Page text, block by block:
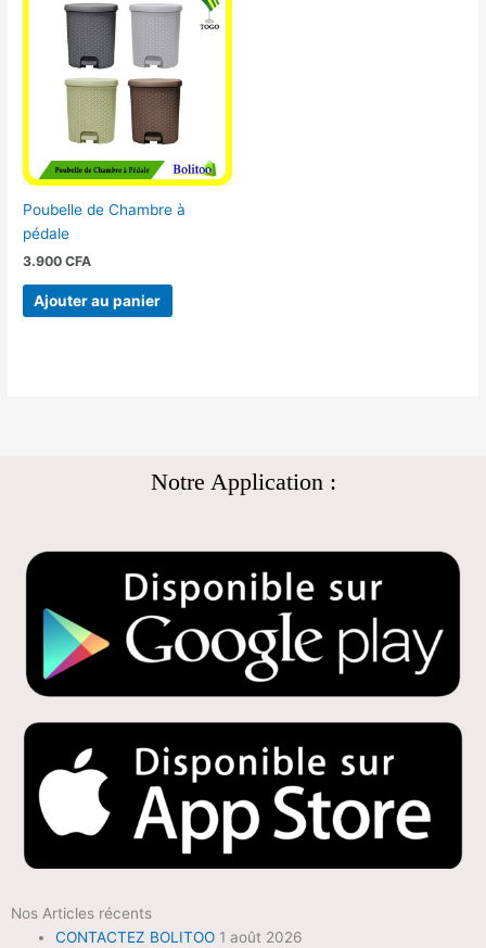
Poubelle de Chambre à
pédale
3.900CFA
Ajouter au panier
Notre Application :
Nos Articles récents
CONTACTEZ BOLITOO 1 août 2026